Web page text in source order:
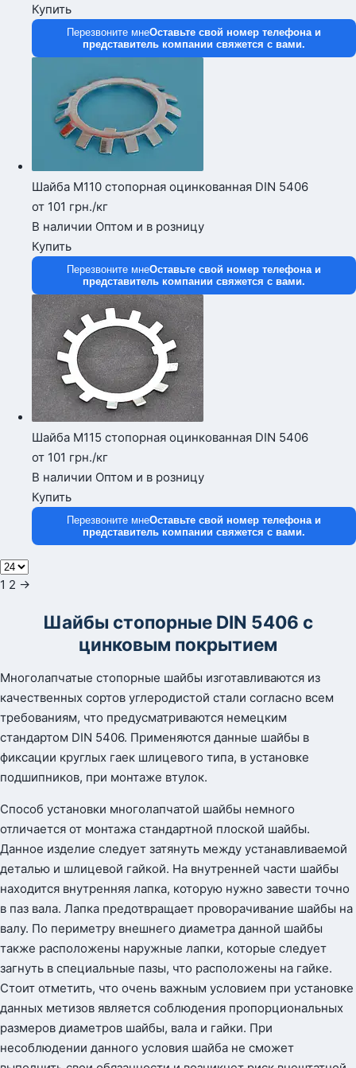
Купить
Перезвоните мнеОставьте свой номер телефона и
представитель компании свяжется с вами.
Шайба М110 стопорная оцинкованная DIN 5406
от 101 грн./кг
В наличии Оптом и в розницу
Купить
Перезвоните мнеОставьте свой номер телефона и
представитель компании свяжется с вами.
Шайба М115 стопорная оцинкованная DIN 5406
от 101 грн./кг
В наличии Оптом и в розницу
Купить
Перезвоните мнеОставьте свой номер телефона и
представитель компании свяжется с вами.
1 2 →
Шайбы стопорные DIN 5406 с
цинковым покрытием
Многолапчатые стопорные шайбы изготавливаются из
качественных сортов углеродистой стали согласно всем
требованиям, что предусматриваются немецким
стандартом DIN 5406. Применяются данные шайбы в
фиксации круглых гаек шлицевого типа, в установке
подшипников, при монтаже втулок.
Способ установки многолапчатой шайбы немного
отличается от монтажа стандартной плоской шайбы.
Данное изделие следует затянуть между устанавливаемой
деталью и шлицевой гайкой. На внутренней части шайбы
находится внутренняя лапка, которую нужно завести точно
в паз вала. Лапка предотвращает проворачивание шайбы на
валу. По периметру внешнего диаметра данной шайбы
также расположены наружные лапки, которые следует
загнуть в специальные пазы, что расположены на гайке.
Стоит отметить, что очень важным условием при установке
данных метизов является соблюдения пропорциональных
размеров диаметров шайбы, вала и гайки. При
несоблюдении данного условия шайба не сможет